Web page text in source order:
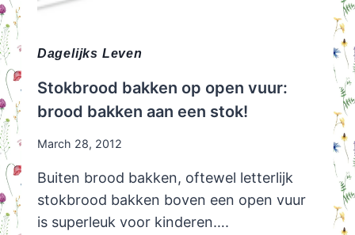
Dagelijks Leven
Stokbrood bakken op open vuur:
brood bakken aan een stok!
March 28, 2012
Buiten brood bakken, oftewel letterlijk
stokbrood bakken boven een open vuur
is superleuk voor kinderen….